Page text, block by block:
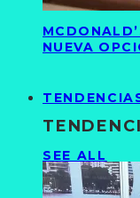
NUEVA
SEE ALL